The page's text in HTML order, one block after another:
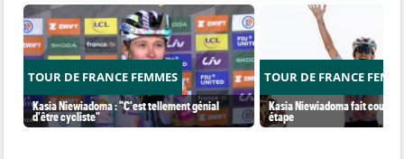
TOUR DE FRANCE FEMMES
Kasia Niewiadoma : "C'est tellement génial
d'être cycliste"
TOUR DE FRANCE
Kasia Niewiadoma fait coup
étape